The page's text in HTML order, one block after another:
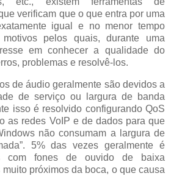
verificam que o que entra por uma
igual e no menor tempo
pelos quais, durante uma
em conhecer a qualidade do
problemas e resolvê-los.
de áudio geralmente são devidos a
de serviço ou largura de banda
isso é resolvido configurando QoS
as redes VoIP e de dados para que
não consumam a largura de
5% das vezes geralmente é
com fones de ouvido de baixa
próximos da boca, o que causa